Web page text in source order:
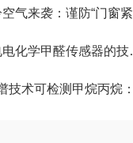
袭：谨防“门窗紧闭”下的甲醛危害
学甲醛传感器的技术创新与突破
可检测甲烷丙烷：守护家用燃气安全